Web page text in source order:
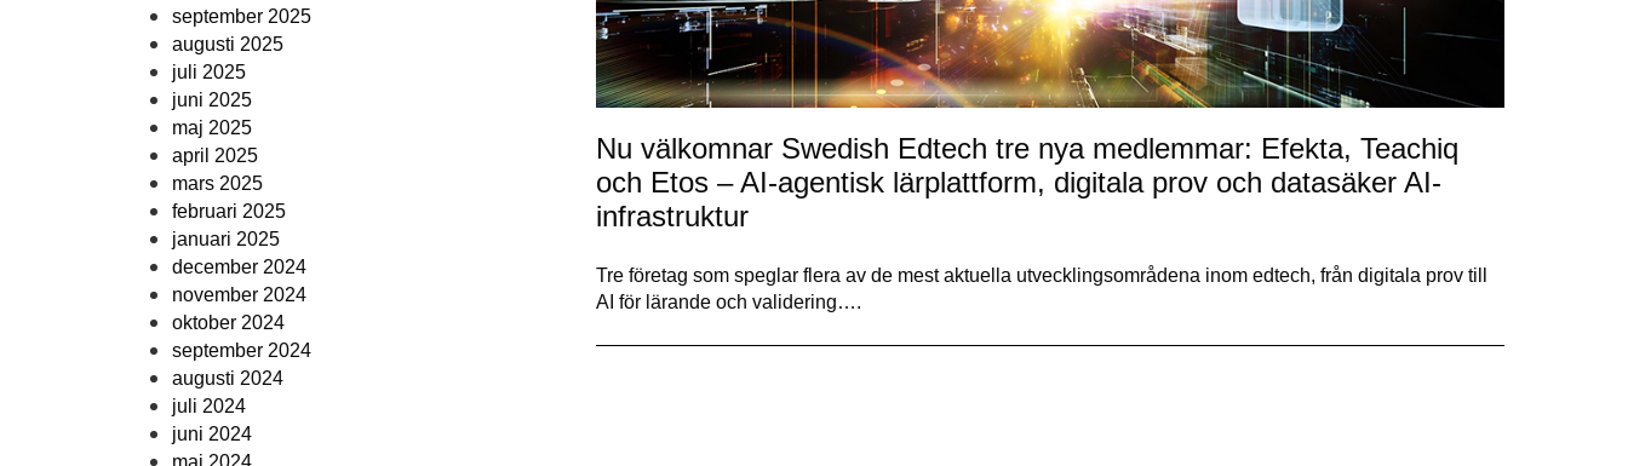
september 2025
augusti 2025
juli 2025
juni 2025
maj 2025
april 2025
mars 2025
februari 2025
januari 2025
december 2024
november 2024
oktober 2024
september 2024
augusti 2024
juli 2024
juni 2024
maj 2024
Nu välkomnar Swedish Edtech tre nya medlemmar: Efekta, Teachiq
och Etos – AI-agentisk lärplattform, digitala prov och datasäker AI-
infrastruktur
Tre företag som speglar flera av de mest aktuella utvecklingsområdena inom edtech, från digitala prov till
AI för lärande och validering….